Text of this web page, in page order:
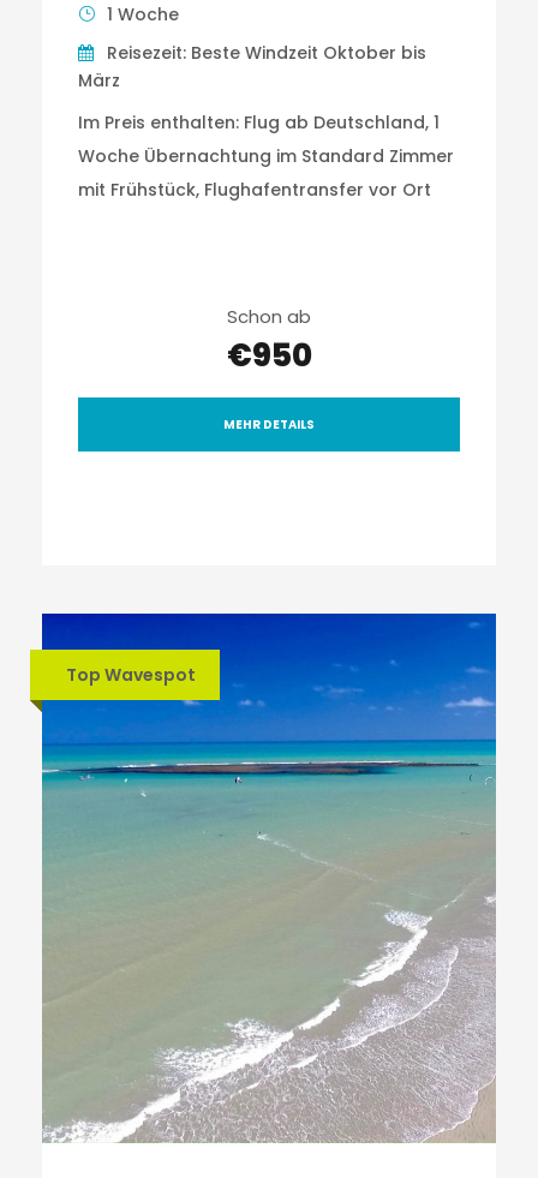
1 Woche
Reisezeit: Beste Windzeit Oktober bis
März
Im Preis enthalten: Flug ab Deutschland, 1
Woche Übernachtung im Standard Zimmer
mit Frühstück, Flughafentransfer vor Ort
Schon ab
€950
MEHR DETAILS
Top Wavespot